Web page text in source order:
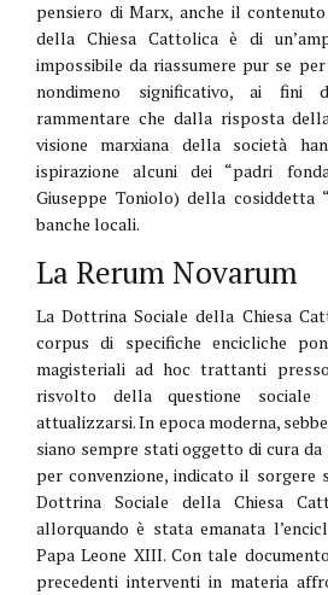
pensiero di Marx, anche il
della Chiesa Cattolica è di
impossibile da riassumere pur se
nondimeno significativo, ai fini
rammentare che dalla risposta
visione marxiana della società
ispirazione alcuni dei “padri
Giuseppe Toniolo) della cosiddetta
banche locali.
La Rerum Novarum
La Dottrina Sociale della Chiesa
corpus di specifiche encicliche
magisteriali ad hoc trattanti
risvolto della questione
attualizzarsi. In epoca moderna,
siano sempre stati oggetto di cura da
per convenzione, indicato il sorgere
Dottrina Sociale della Chiesa
allorquando è stata emanata
Papa Leone XIII. Con tale
precedenti interventi in materia